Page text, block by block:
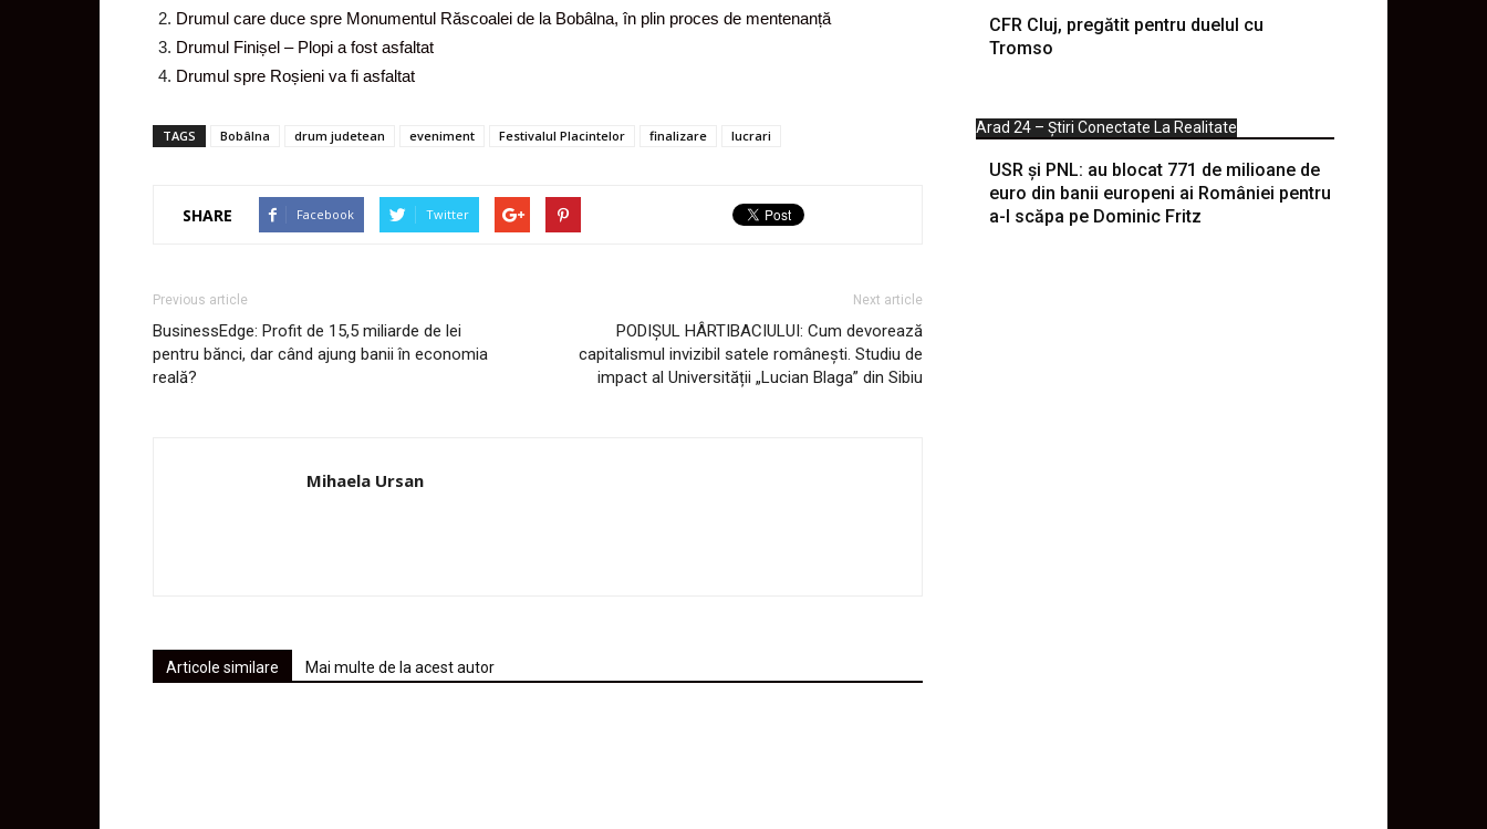
Drumul care duce spre Monumentul Răscoalei de la Bobâlna, în plin proces de mentenanță
Drumul Finișel – Plopi a fost asfaltat
Drumul spre Roșieni va fi asfaltat
TAGS Bobâlna drum judetean eveniment Festivalul Placintelor finalizare lucrari
SHARE Facebook Twitter
Previous article
BusinessEdge: Profit de 15,5 miliarde de lei
pentru bănci, dar când ajung banii în economia
reală?
Next article
PODIȘUL HÂRTIBACIULUI: Cum devorează
capitalismul invizibil satele românești. Studiu de
impact al Universității „Lucian Blaga” din Sibiu
Mihaela Ursan
Articole similare Mai multe de la acest autor
CFR Cluj, pregătit pentru duelul cu
Tromso
Arad 24 – Știri Conectate La Realitate
USR și PNL: au blocat 771 de milioane de
euro din banii europeni ai României pentru
a-l scăpa pe Dominic Fritz